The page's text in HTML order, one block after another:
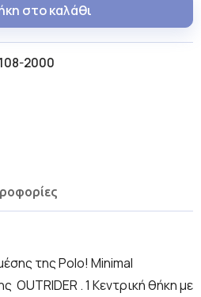
στο καλάθι
2000
της Polo! Minimal
OUTRIDER . 1 Κεντρική θήκη με